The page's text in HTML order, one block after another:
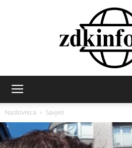
INFO
Naslovnica Savjeti